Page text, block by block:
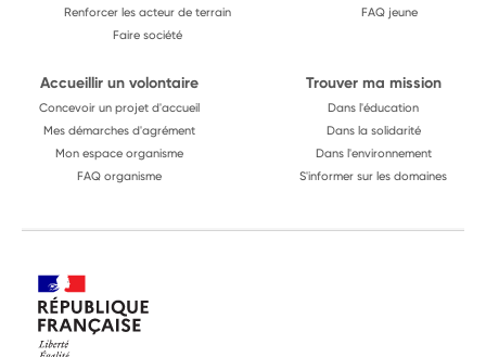
Renforcer les acteur de terrain
Faire société
FAQ jeune
Accueillir un volontaire
Concevoir un projet d'accueil
Mes démarches d'agrément
Mon espace organisme
FAQ organisme
Trouver ma mission
Dans l'éducation
Dans la solidarité
Dans l'environnement
S'informer sur les domaines